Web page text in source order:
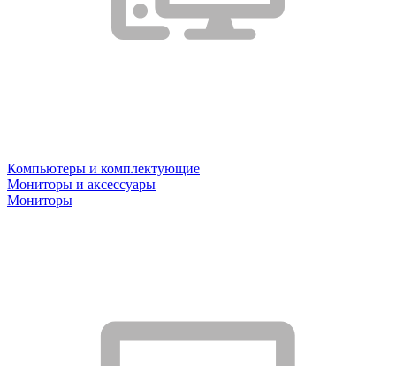
Компьютеры и комплектующие
Мониторы и аксессуары
Мониторы